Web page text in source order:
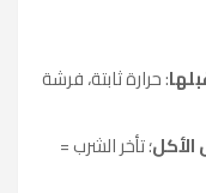
: حرارة ثابتة، فرشة
؛ تأخر الشرب =